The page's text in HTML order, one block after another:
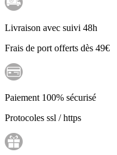
Livraison avec suivi 48h
Frais de port offerts dès 49€
Paiement 100% sécurisé
Protocoles ssl / https